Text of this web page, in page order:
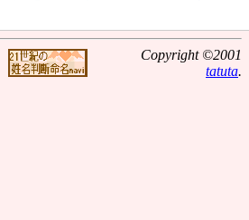
Copyright ©2001
tatuta.